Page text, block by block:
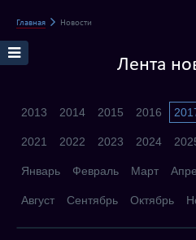
Главная Новости
Лента
2013 2014 2015 2016
2021 2022 2023 2024
Январь Февраль Март
Август Сентябрь Октябрь